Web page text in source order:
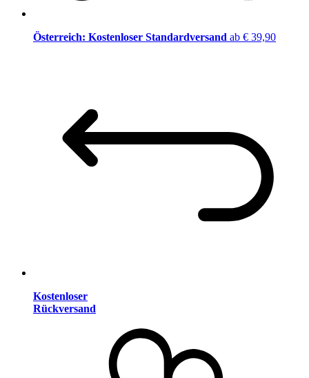
Österreich: Kostenloser Standardversand ab € 39,90
Kostenloser
Rückversand